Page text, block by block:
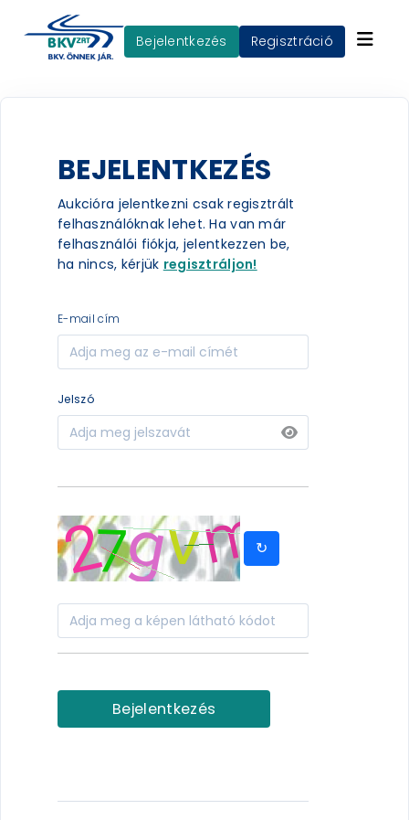
Bejelentkezés Regisztráció
BEJELENTKEZÉS
Aukcióra jelentkezni csak regisztrált
felhasználóknak lehet. Ha van már
felhasználói fiókja, jelentkezzen be,
ha nincs, kérjük regisztráljon!
e-mail cím
jelszó
↻
Bejelentkezés